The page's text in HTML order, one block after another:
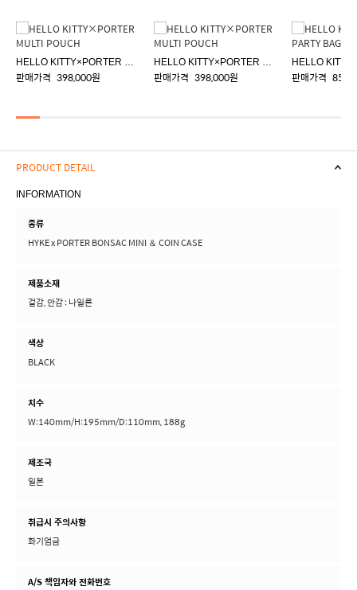
HELLO KITTY×PORTER MULTI POUCH
판매가격 398,000원
HELLO KITTY×PORTER MULTI POUCH
판매가격 398,000원 판매가격
PRODUCT DETAIL
INFORMATION
종류
HYKE x PORTER BONSAC MINI ＆ COIN CASE
제품소재
겉감, 안감 : 나일론
색상
BLACK
치수
W:140mm/H:195mm/D:110mm, 188g
제조국
일본
취급시 주의사항
화기엄금
A/S 책임자와 전화번호